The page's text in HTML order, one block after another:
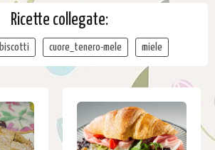
Ricette collegate:
biscotti cuore_tenero-mele miele